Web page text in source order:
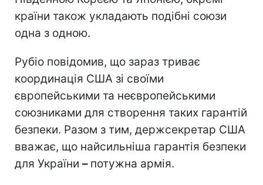
країни також укладають подібні союзи
одна з одною.
Рубіо повідомив, що зараз триває
координація США зі своїми
європейськими та неєвропейськими
союзниками для створення таких гарантій
безпеки. Разом з тим, держсекретар США
вважає, що найсильніша гарантія безпеки
для України – потужна армія.